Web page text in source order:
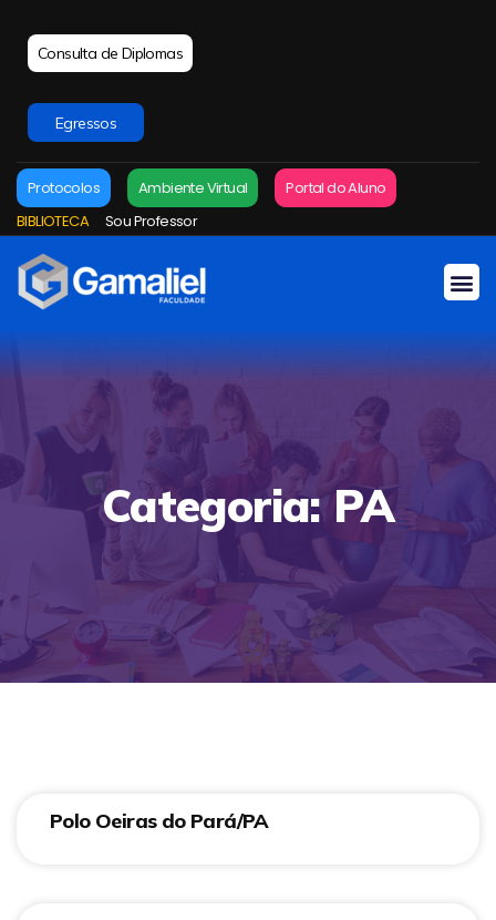
Consulta de Diplomas
Egressos
Protocolos Ambiente Virtual
Portal do Aluno
BIBLIOTECA
Sou Professor
Categoria: PA
Polo Oeiras do Pará/PA